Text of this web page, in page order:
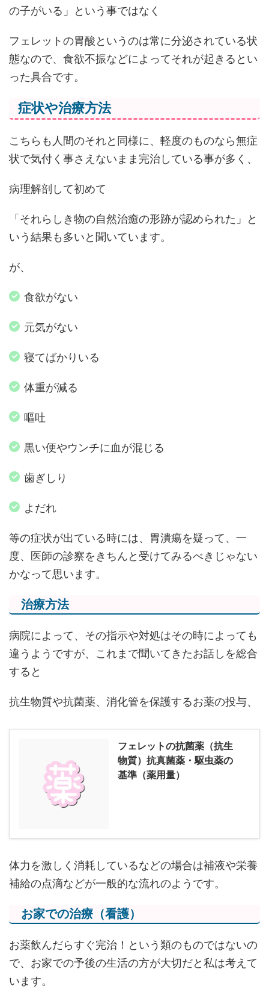
の子がいる」という事ではなく
フェレットの胃酸というのは常に分泌されている状
態なので、食欲不振などによってそれが起きるとい
った具合です。
症状や治療方法
こちらも人間のそれと同様に、軽度のものなら無症
状で気付く事さえないまま完治している事が多く、
病理解剖して初めて
「それらしき物の自然治癒の形跡が認められた」と
いう結果も多いと聞いています。
が、
食欲がない
元気がない
寝てばかりいる
体重が減る
嘔吐
黒い便やウンチに血が混じる
歯ぎしり
よだれ
等の症状が出ている時には、胃潰瘍を疑って、一
度、医師の診察をきちんと受けてみるべきじゃない
かなって思います。
治療方法
病院によって、その指示や対処はその時によっても
違うようですが、これまで聞いてきたお話しを総合
すると
抗生物質や抗菌薬、消化管を保護するお薬の投与、
フェレットの抗菌薬（抗生
物質）抗真菌薬・駆虫薬の
基準（薬用量）
体力を激しく消耗しているなどの場合は補液や栄養
補給の点滴などが一般的な流れのようです。
お家での治療（看護）
お薬飲んだらすぐ完治！という類のものではないの
で、お家での予後の生活の方が大切だと私は考えて
います。